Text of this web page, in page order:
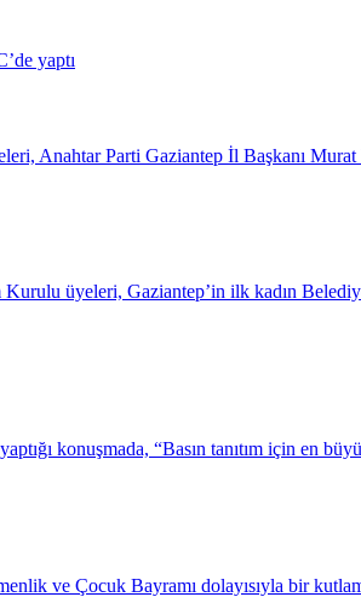
Anahtar Parti Gaziantep İl Başkanı Murat
üyeleri, Gaziantep’in ilk kadın
konuşmada, “Basın tanıtım için en
ve Çocuk Bayramı dolayısıyla bir